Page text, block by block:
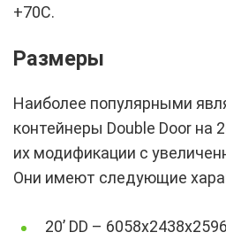
+70С.
Размеры
Наиболее популярными
контейнеры Double Door на
их модификации с
Они имеют следующие
20’ DD –